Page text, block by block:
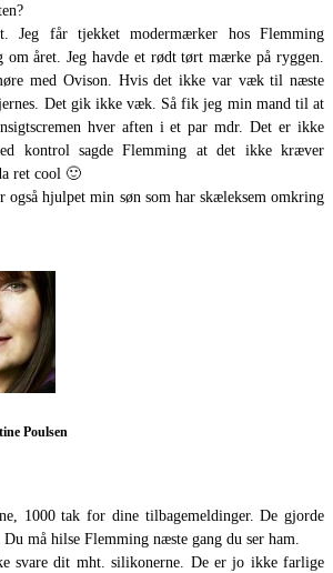
Jeg får tjekket modermærker hos Flemming
om året. Jeg havde et rødt tørt mærke på ryggen.
med Ovison. Hvis det ikke var væk til næste
Det gik ikke væk. Så fik jeg min mand til at
hver aften i et par mdr. Det er ikke
kontrol sagde Flemming at det ikke kræver
ret cool 🙂
også hjulpet min søn som har skæleksem omkring
Poulsen
1000 tak for dine tilbagemeldinger. De gjorde
må hilse Flemming næste gang du ser ham.
svare dit mht. silikonerne. De er jo ikke farlige